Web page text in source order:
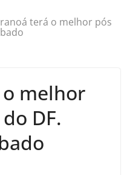
terá o melhor pós
melhor
DF.